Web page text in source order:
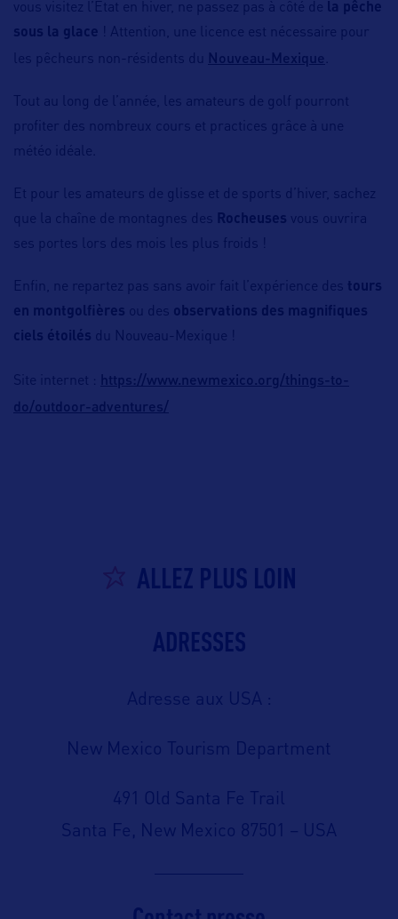
vous visitez l’État en hiver, ne passez pas à côté de
la pêche
sous la glace ! Attention, une licence est nécessaire pour
les pêcheurs non-résidents du Nouveau-Mexique
Tout au long de l’année, les amateurs de golf pourront
profiter des nombreux cours et practices grâce à une
météo idéale.
Et pour les amateurs de glisse et de sports d’hiver, sachez
que la chaîne de montagnes des Rocheuses vous ouvrira
ses portes lors des mois les plus froids !
Enfin, ne repartez pas sans avoir fait l’expérience des tours
en montgolfières ou des observations des magnifiques
ciels étoilés du Nouveau-Mexique !
Site internet : https://www.newmexico.org/things-to-
do/outdoor-adventures/
ALLEZ PLUS LOIN
ADRESSES
Adresse aux USA :
New Mexico Tourism Department
491 Old Santa Fe Trail
Santa Fe, New Mexico 87501 – USA